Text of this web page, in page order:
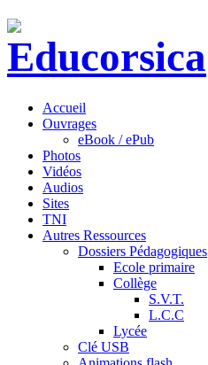
Accueil
Ouvrages
eBook / ePub
Photos
Vidéos
Audios
Sites
TNI
Autres Ressources
Dossiers Pédagogiques
Ecole primaire
Collège
S.V.T.
L.C.C
Lycée
Clé USB